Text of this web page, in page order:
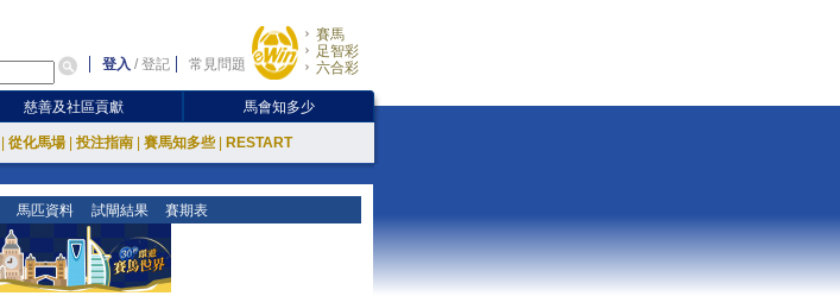
登入 /登記 常見問題
賽馬
足智彩
六合彩
慈善及社區貢獻 馬會知多少
從化馬場 投注指南 賽馬知多些 RESTART
馬匹資料 試閘結果 賽期表